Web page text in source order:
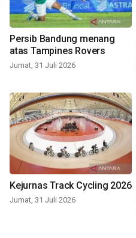
Persib Bandung menang
atas Tampines Rovers
Jumat, 31 Juli 2026
Kejurnas Track Cycling 2026
Jumat, 31 Juli 2026